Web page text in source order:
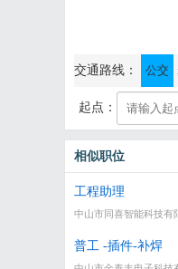
通讯地址：中山市
交通路线： 公交
起点：
相似职位
工程助理
中山市同喜智能科技有
普工 -插件-补焊